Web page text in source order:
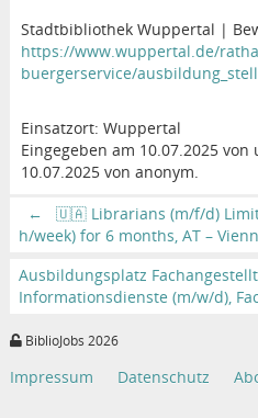
Stadtbibliothek Wuppertal |
https://www.wuppertal.de/
buergerservice/
Einsatzort: Wuppertal
Eingegeben am 10.07.2025
10.07.2025 von anonym.
←
🇺🇦 Librarians (m/f/d)
h/week) for 6 months, AT –
Ausbildungsplatz
Informationsdienste (m/w/d),
BiblioJobs 2026
Impressum Datenschutz